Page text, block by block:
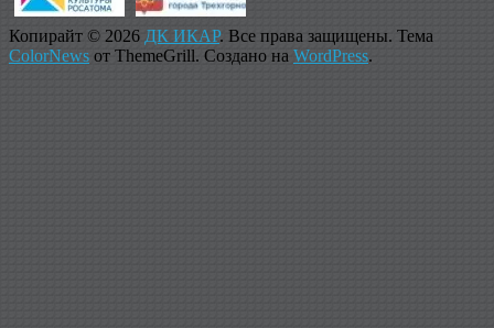
Копирайт © 2026 ДК ИКАР. Все права защищены. Тема
ColorNews от ThemeGrill. Создано на WordPress.